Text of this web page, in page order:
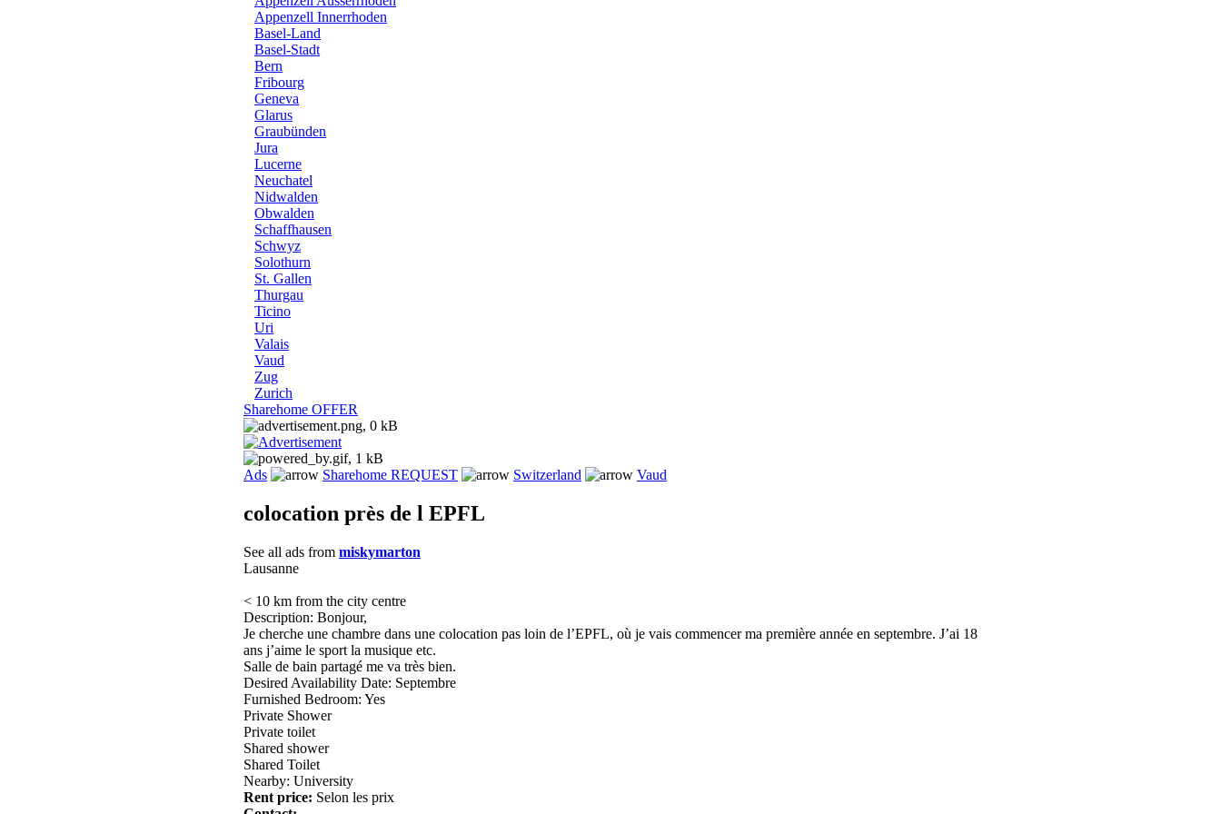
Appenzell Innerrhoden
Basel-Land
Basel-Stadt
Bern
Fribourg
Geneva
Glarus
Graubünden
Jura
Lucerne
Neuchatel
Nidwalden
Obwalden
Schaffhausen
Schwyz
Solothurn
St. Gallen
Thurgau
Ticino
Uri
Valais
Vaud
Zug
Zurich
Sharehome OFFER
Ads Sharehome REQUEST Switzerland Vaud
colocation près de l EPFL
See all ads from miskymarton
Lausanne
< 10 km from the city centre
Description: Bonjour,
Je cherche une chambre dans une colocation pas loin de l’EPFL, où je vais commencer ma première année en septembre. J’ai 18
ans j’aime le sport la musique etc.
Salle de bain partagé me va très bien.
Desired Availability Date: Septembre
Furnished Bedroom: Yes
Private Shower
Private toilet
Shared shower
Shared Toilet
Nearby: University
Rent price: Selon les prix